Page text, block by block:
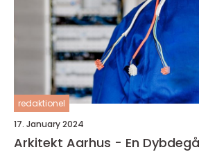
redaktionel
17. January 2024
Arkitekt Aarhus - En